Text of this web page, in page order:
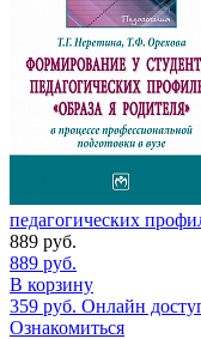
педагогических
889 руб.
889 руб.
В корзину
359 руб. Онлайн
Ознакомиться